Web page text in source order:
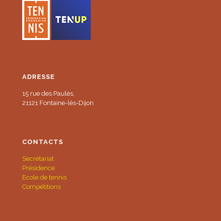
ADRESSE
15 rue des Paulès,
21121 Fontaine-lès-Dijon
CONTACTS
Secrétariat
Présidence
Ecole de tennis
Compétitions